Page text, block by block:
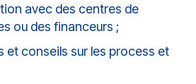
avec des centres de
ou des financeurs ;
et conseils sur les process et